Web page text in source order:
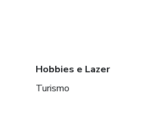
Hobbies e Lazer
Turismo